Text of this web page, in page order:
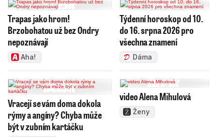
Trapas jako hrom!
Brzobohatou už bez Ondry
nepoznávají
Aha!
Týdenní horoskop od 10.
do 16. srpna 2026 pro
všechna znamení
Dáma
Vracejí se vám doma dokola
rýmy a angíny? Chyba může
být v zubním kartáčku
video Alena Mihulová
Ženy